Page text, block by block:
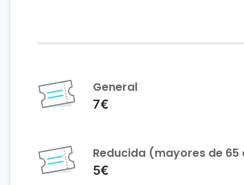
General
7€
Reducida (mayores de
5€